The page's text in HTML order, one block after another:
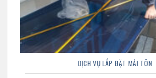
DỊCH VỤ LẮP ĐẶT MÁI TÔN